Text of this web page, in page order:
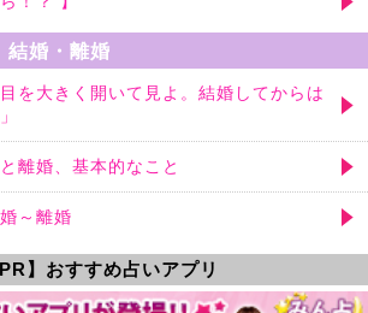
結婚・離婚
目を大きく開いて見よ。結婚してからは
離婚、基本的なこと
～離婚
PR】おすすめ占いアプリ